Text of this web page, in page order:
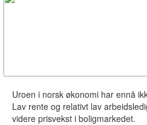
Uroen i norsk økonomi har ennå
Lav rente og relativt lav
videre prisvekst i boligmarkedet.